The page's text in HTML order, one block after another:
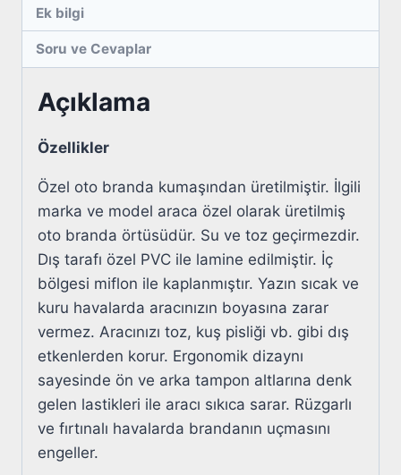
Ek bilgi
Soru ve Cevaplar
Açıklama
Özellikler
Özel oto branda kumaşından üretilmiştir. İlgili
marka ve model araca özel olarak üretilmiş
oto branda örtüsüdür. Su ve toz geçirmezdir.
Dış tarafı özel PVC ile lamine edilmiştir. İç
bölgesi miflon ile kaplanmıştır. Yazın sıcak ve
kuru havalarda aracınızın boyasına zarar
vermez. Aracınızı toz, kuş pisliği vb. gibi dış
etkenlerden korur. Ergonomik dizaynı
sayesinde ön ve arka tampon altlarına denk
gelen lastikleri ile aracı sıkıca sarar. Rüzgarlı
ve fırtınalı havalarda brandanın uçmasını
engeller.